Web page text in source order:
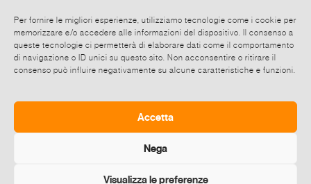
Per fornire le migliori esperienze, utilizziamo tecnologie come i cookie per
memorizzare e/o accedere alle informazioni del dispositivo. Il consenso a
queste tecnologie ci permetterà di elaborare dati come il comportamento
di navigazione o ID unici su questo sito. Non acconsentire o ritirare il
consenso può influire negativamente su alcune caratteristiche e funzioni.
Accetta
Nega
Visualizza le preferenze
Rome. On our website you'll find in-depth information about
each artist. Sul web:
https://www.rossocinabro.com/exhibitions/exhibitions_2023
/247_nonsarebbenatalesenza.htm Condividi le tue foto su
Facebook, Twitter e Instagram taggando i profili ufficiali:
@rossocinabro_gallery Twitter @rossocinabro usando gli
Hashtag #rossocinabro #rossocinabrogallery
#nonsarebbenatalesenza